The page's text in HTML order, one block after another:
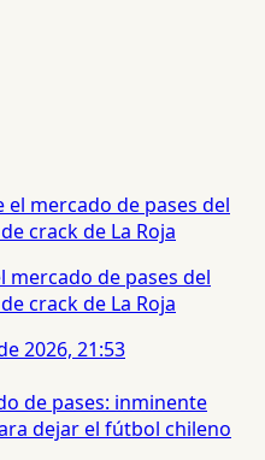
mercado de pases del
crack de La Roja
2026, 21:53